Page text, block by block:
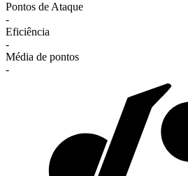
Pontos de Ataque
-
Eficiência
-
Média de pontos
-